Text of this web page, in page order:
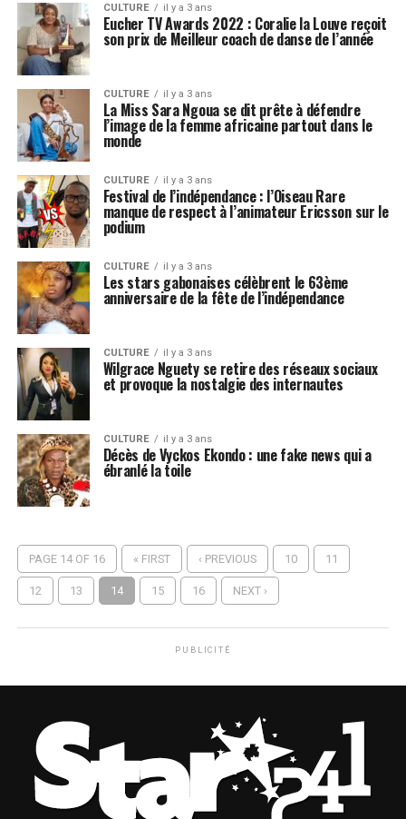
CULTURE il y a 3 ans
Eucher TV Awards 2022 : Coralie la Louve reçoit
son prix de Meilleur coach de danse de l’année
CULTURE il y a 3 ans
La Miss Sara Ngoua se dit prête à défendre
l’image de la femme africaine partout dans le
monde
CULTURE il y a 3 ans
Festival de l’indépendance : l’Oiseau Rare
manque de respect à l’animateur Ericsson sur le
podium
CULTURE il y a 3 ans
Les stars gabonaises célèbrent le 63ème
anniversaire de la fête de l’indépendance
CULTURE il y a 3 ans
Wilgrace Nguety se retire des réseaux sociaux
et provoque la nostalgie des internautes
CULTURE il y a 3 ans
Décès de Vyckos Ekondo : une fake news qui a
ébranlé la toile
PAGE 14 OF 16 « FIRST ‹ PREVIOUS 10 11
12 13 14 15 16 NEXT ›
PUBLICITÉ